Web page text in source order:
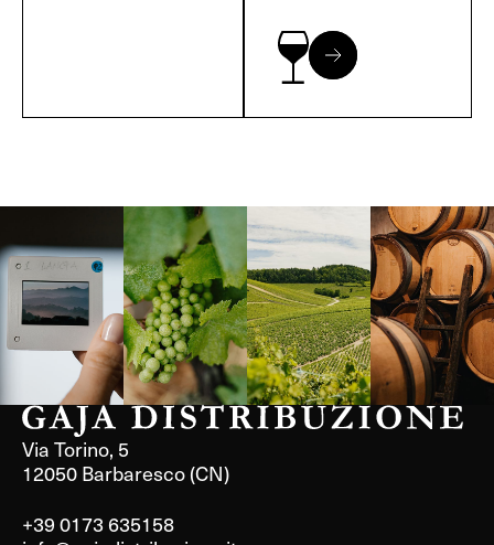
Langa, 1977 Borgogna,
Francia
Borgogna,
Francia
Instagram
Via Torino, 5
12050 Barbaresco (CN)
+39 0173 635158